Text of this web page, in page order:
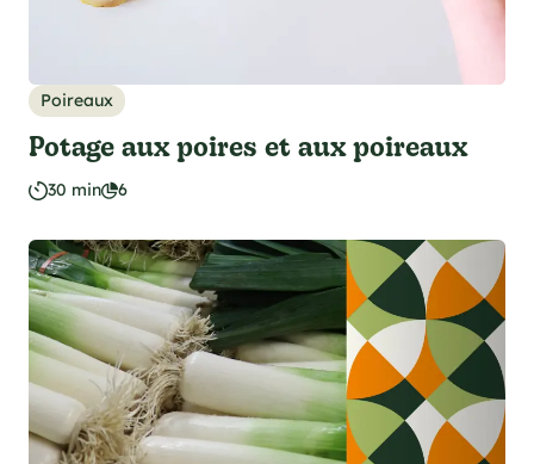
Poireaux
Potage aux poires et aux poireaux
30 min 6